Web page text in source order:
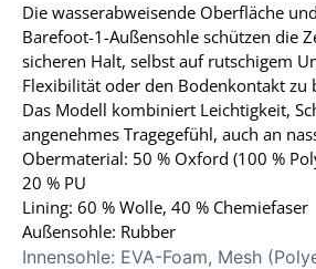
Die wasserabweisende Oberfläche
Barefoot-1-Außensohle schützen die
sicheren Halt, selbst auf rutschigem
Flexibilität oder den Bodenkontakt zu
Das Modell kombiniert Leichtigkeit,
angenehmes Tragegefühl, auch an
Obermaterial: 50 % Oxford (100 %
20 % PU
Lining: 60 % Wolle, 40 % Chemiefaser
Außensohle: Rubber
Innensohle: EVA-Foam, Mesh